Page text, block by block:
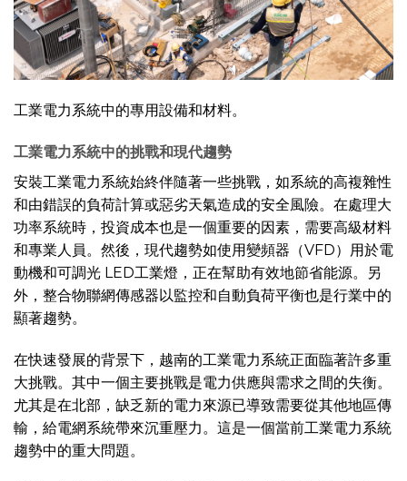
工業電力系統中的專用設備和材料。
工業電力系統中的挑戰和現代趨勢
安裝工業電力系統始終伴隨著一些挑戰，如系統的高複雜性
和由錯誤的負荷計算或惡劣天氣造成的安全風險。在處理大
功率系統時，投資成本也是一個重要的因素，需要高級材料
和專業人員。然後，現代趨勢如使用變頻器（VFD）用於電
動機和可調光 LED工業燈，正在幫助有效地節省能源。另
外，整合物聯網傳感器以監控和自動負荷平衡也是行業中的
顯著趨勢。
在快速發展的背景下，越南的工業電力系統正面臨著許多重
大挑戰。其中一個主要挑戰是電力供應與需求之間的失衡。
尤其是在北部，缺乏新的電力來源已導致需要從其他地區傳
輸，給電網系統帶來沉重壓力。這是一個當前工業電力系統
趨勢中的重大問題。